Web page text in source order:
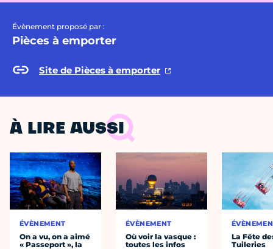
Évènement proposé par :
Pièces à emporter
Site de Pièces à emporter
À LIRE AUSSI
ÉVÈNEMENT
On a vu, on a aimé
« Passeport », la
ÉVÈNEMENT
Où voir la vasque :
toutes les infos
La Fête
Tuileries